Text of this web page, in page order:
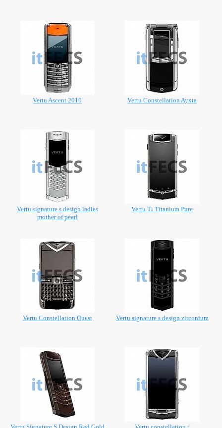
Vertu Ascent 2010 Vertu Constellation Ayxta
Vertu signature s design ladies
mother of pearl
Vertu Ti Titanium Pure
Vertu Constellation Quest Vertu signature s design zirconium
Vertu Signature S Design Red Gold Vertu constellation t